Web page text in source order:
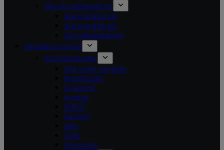
Våra huvudkategorier
Alla kristallsorter
Alla kristallfärger
Alla månadsstenar
Kristaller & stenar
Alla kristallsorter
Alla sorter samlade
Rosenkvarts
Amazonit
Ametist
Selenit
Karneol
Jade
Onyx
Akvamarin